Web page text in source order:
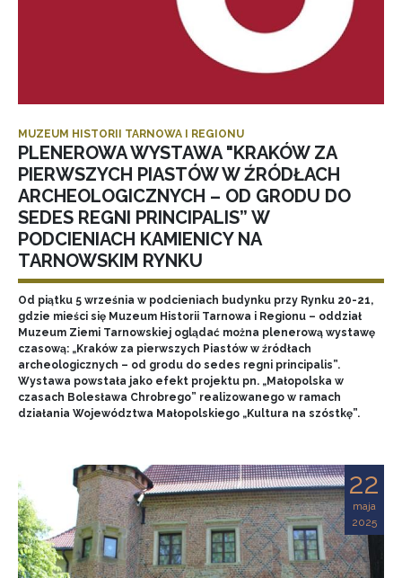
MUZEUM HISTORII TARNOWA I REGIONU
PLENEROWA WYSTAWA "KRAKÓW ZA
PIERWSZYCH PIASTÓW W ŹRÓDŁACH
ARCHEOLOGICZNYCH – OD GRODU DO
SEDES REGNI PRINCIPALIS” W
PODCIENIACH KAMIENICY NA
TARNOWSKIM RYNKU
Od piątku 5 września w podcieniach budynku przy Rynku 20-21,
gdzie mieści się Muzeum Historii Tarnowa i Regionu – oddział
Muzeum Ziemi Tarnowskiej oglądać można plenerową wystawę
czasową: „Kraków za pierwszych Piastów w źródłach
archeologicznych – od grodu do sedes regni principalis”.
Wystawa powstała jako efekt projektu pn. „Małopolska w
czasach Bolesława Chrobrego” realizowanego w ramach
działania Województwa Małopolskiego „Kultura na szóstkę”.
22
maja
2025